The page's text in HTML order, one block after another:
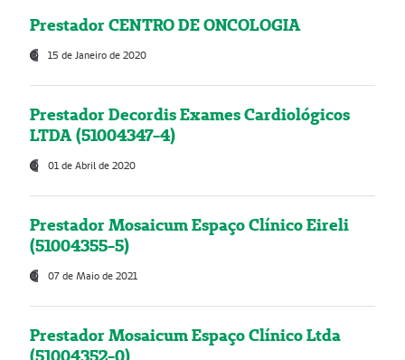
Prestador CENTRO DE ONCOLOGIA
15 de Janeiro de 2020
Prestador Decordis Exames Cardiológicos
LTDA (51004347-4)
01 de Abril de 2020
Prestador Mosaicum Espaço Clínico Eireli
(51004355-5)
07 de Maio de 2021
Prestador Mosaicum Espaço Clínico Ltda
(51004352-0)